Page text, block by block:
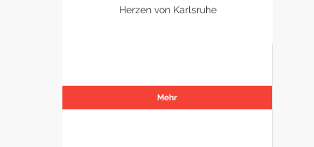
Herzen von Karlsruhe
Mehr